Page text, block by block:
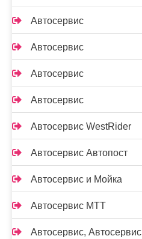
Автосервис
Автосервис
Автосервис
Автосервис
Автосервис WestRider
Автосервис Автопост
Автосервис и Мойка
Автосервис МТТ
Автосервис, Автосервис